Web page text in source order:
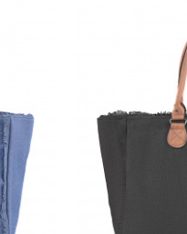
entre deux poireaux, un
affirmé ! Un sac de
mais le soleil qui
tout au long de
Elisabeth, il match
l'accessoire